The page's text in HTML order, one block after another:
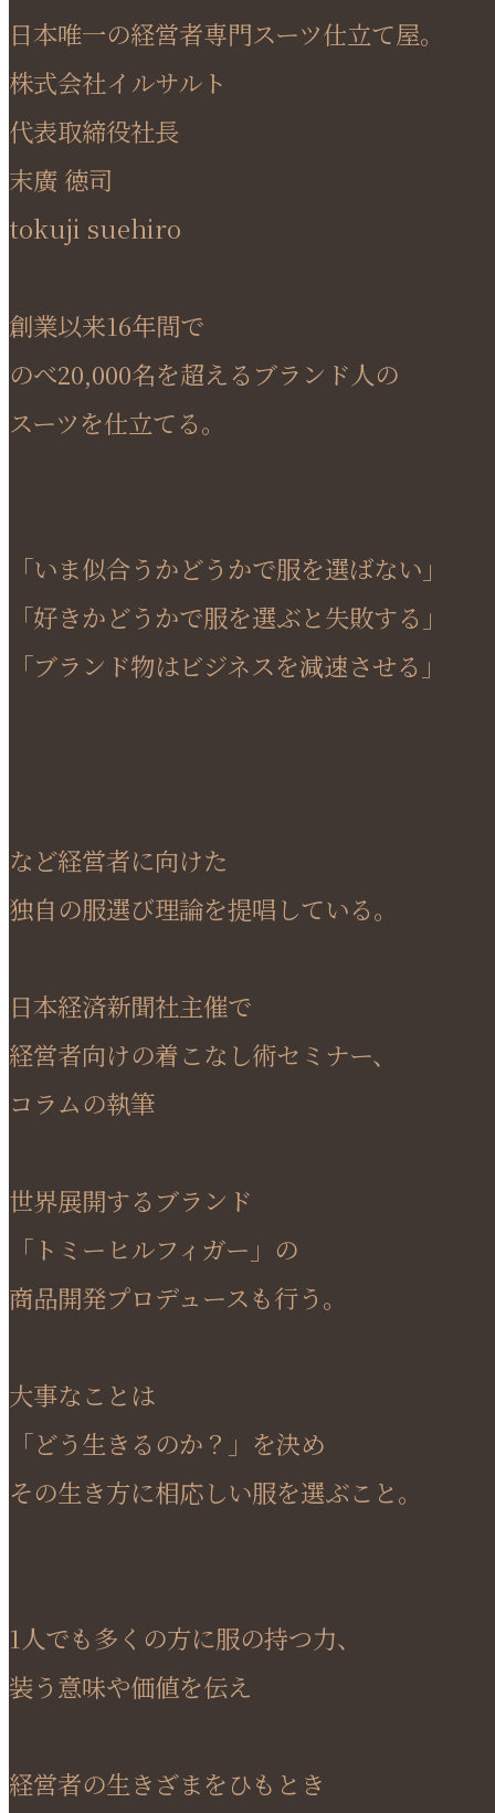
日本唯一の経営者専門スーツ仕立て屋。
株式会社イルサルト
代表取締役社長
末廣 徳司
tokuji suehiro
創業以来16年間で
のべ20,000名を超えるブランド人の
スーツを仕立てる。
「いま似合うかどうかで服を選ばない」
「好きかどうかで服を選ぶと失敗する」
「ブランド物はビジネスを減速させる」
など経営者に向けた
独自の服選び理論を提唱している。
日本経済新聞社主催で
経営者向けの着こなし術セミナー、
コラムの執筆
世界展開するブランド
「トミーヒルフィガー」の
商品開発プロデュースも行う。
大事なことは
「どう生きるのか？」を決め
その生き方に相応しい服を選ぶこと。
1人でも多くの方に服の持つ力、
装う意味や価値を伝え
経営者の生きざまをひもとき